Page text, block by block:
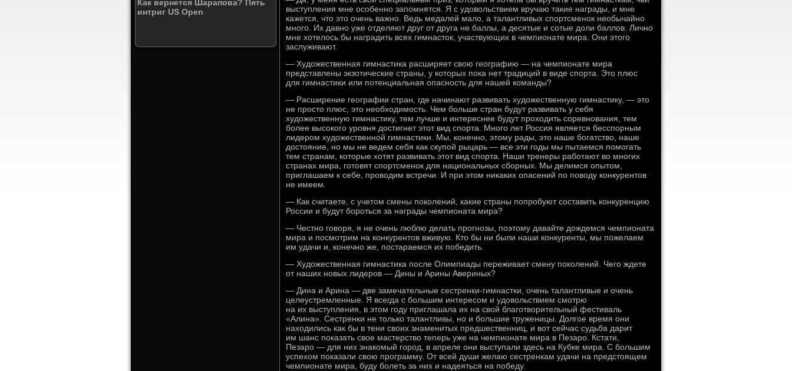
Как вернется Шарапова? Пять
интриг US Open
выступления мне особенно запомнятся. Я с удовольствием вручаю такие награды, и мне
кажется, что это очень важно. Ведь медалей мало, а талантливых спортсменок необычайно
много. Их давно уже отделяют друг от друга не баллы, а десятые и сотые доли баллов. Лично
мне хотелось бы наградить всех гимнасток, участвующих в чемпионате мира. Они этого
заслуживают.
— Художественная гимнастика расширяет свою географию — на чемпионате мира
представлены экзотические страны, у которых пока нет традиций в виде спорта. Это плюс
для гимнастики или потенциальная опасность для нашей команды?
— Расширение географии стран, где начинают развивать художественную гимнастику, — это
не просто плюс, это необходимость. Чем больше стран будут развивать у себя
художественную гимнастику, тем лучше и интереснее будут проходить соревнования, тем
более высокого уровня достигнет этот вид спорта. Много лет Россия является бесспорным
лидером художественной гимнастики. Мы, конечно, этому рады, это наше богатство, наше
достояние, но мы не ведем себя как скупой рыцарь — все эти годы мы пытаемся помогать
тем странам, которые хотят развивать этот вид спорта. Наши тренеры работают во многих
странах мира, готовят спортсменок для национальных сборных. Мы делимся опытом,
приглашаем к себе, проводим встречи. И при этом никаких опасений по поводу конкурентов
не имеем.
— Как считаете, с учетом смены поколений, какие страны попробуют составить конкуренцию
России и будут бороться за награды чемпионата мира?
— Честно говоря, я не очень люблю делать прогнозы, поэтому давайте дождемся чемпионата
мира и посмотрим на конкурентов вживую. Кто бы ни были наши конкуренты, мы пожелаем
им удачи и, конечно же, постараемся их победить.
— Художественная гимнастика после Олимпиады переживает смену поколений. Чего ждете
от наших новых лидеров — Дины и Арины Авериных?
— Дина и Арина — две замечательные сестренки-гимнастки, очень талантливые и очень
целеустремленные. Я всегда с большим интересом и удовольствием смотрю
на их выступления, в этом году приглашала их на свой благотворительный фестиваль
«Алина». Сестренки не только талантливы, но и большие труженицы. Долгое время они
находились как бы в тени своих знаменитых предшественниц, и вот сейчас судьба дарит
им шанс показать свое мастерство теперь уже на чемпионате мира в Пезаро. Кстати,
Пезаро — для них знакомый город, в апреле они выступали здесь на Кубке мира. С большим
успехом показали свою программу. От всей души желаю сестренкам удачи на предстоящем
чемпионате мира, буду болеть за них и надеяться на победу.